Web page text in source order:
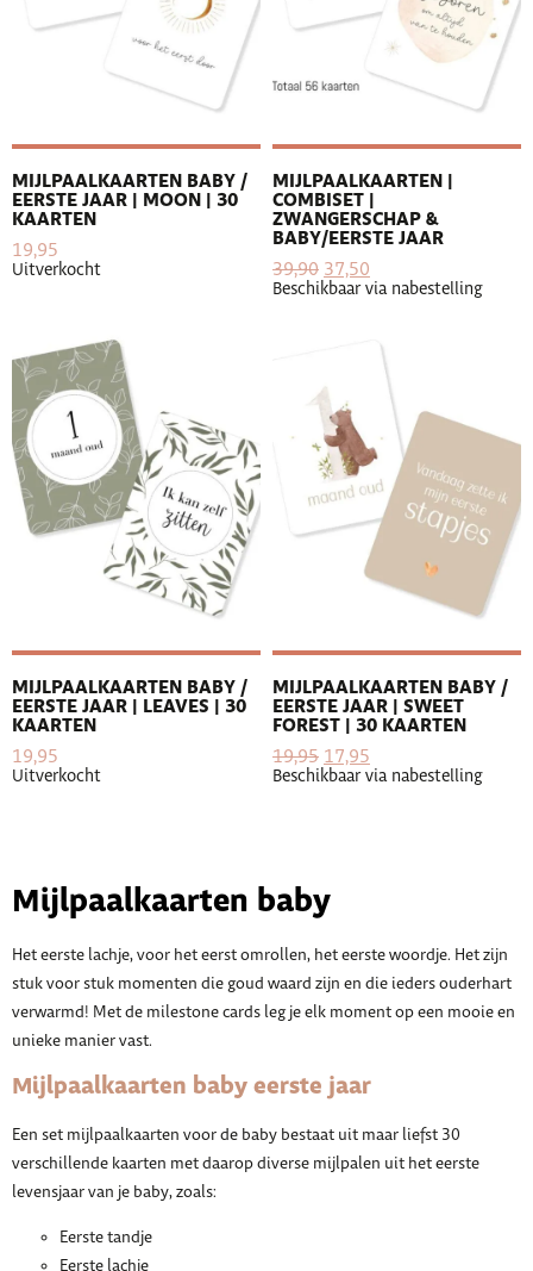
MIJLPAALKAARTEN BABY /
EERSTE JAAR | MOON | 30
KAARTEN
19,95
Uitverkocht
MIJLPAALKAARTEN |
COMBISET |
ZWANGERSCHAP &
BABY/EERSTE JAAR
39,90 37,50
Beschikbaar via nabestelling
MIJLPAALKAARTEN BABY /
EERSTE JAAR | LEAVES | 30
KAARTEN
19,95
Uitverkocht
MIJLPAALKAARTEN BABY /
EERSTE JAAR | SWEET
FOREST | 30 KAARTEN
19,95 17,95
Beschikbaar via nabestelling
Mijlpaalkaarten baby
Het eerste lachje, voor het eerst omrollen, het eerste woordje. Het zijn
stuk voor stuk momenten die goud waard zijn en die ieders ouderhart
verwarmd! Met de milestone cards leg je elk moment op een mooie en
unieke manier vast.
Mijlpaalkaarten baby eerste jaar
Een set mijlpaalkaarten voor de baby bestaat uit maar liefst 30
verschillende kaarten met daarop diverse mijlpalen uit het eerste
levensjaar van je baby, zoals:
Eerste tandje
Eerste lachje